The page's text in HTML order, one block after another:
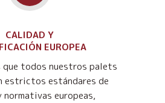
CALIDAD Y
EUROPEA
que todos nuestros palets
estrictos estándares de
normativas europeas,